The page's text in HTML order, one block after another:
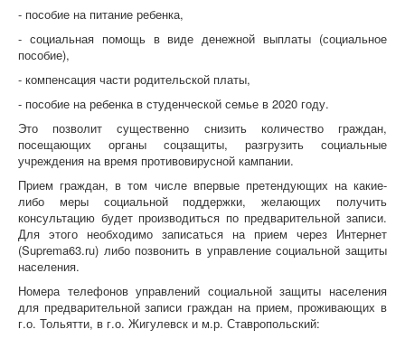
- пособие на питание ребенка,
- социальная помощь в виде денежной выплаты (социальное
пособие),
- компенсация части родительской платы,
- пособие на ребенка в студенческой семье в 2020 году.
Это позволит существенно снизить количество граждан,
посещающих органы соцзащиты, разгрузить социальные
учреждения на время противовирусной кампании.
Прием граждан, в том числе впервые претендующих на какие-
либо меры социальной поддержки, желающих получить
консультацию будет производиться по предварительной записи.
Для этого необходимо записаться на прием через Интернет
(Suprema63.ru) либо позвонить в управление социальной защиты
населения.
Номера телефонов управлений социальной защиты населения
для предварительной записи граждан на прием, проживающих в
г.о. Тольятти, в г.о. Жигулевск и м.р. Ставропольский: